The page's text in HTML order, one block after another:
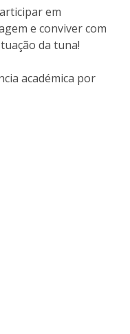
Contactos
em
e conviver com
da tuna!
académica por